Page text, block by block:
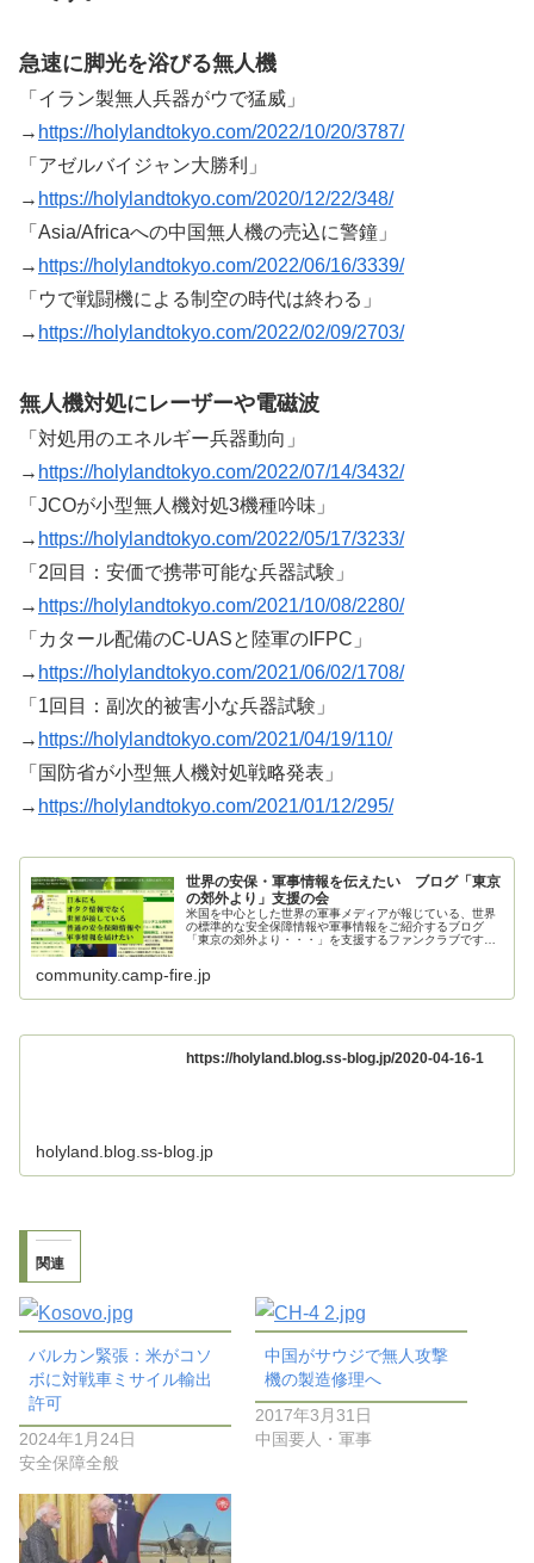
急速に脚光を浴びる無人機
「イラン製無人兵器がウで猛威」
→ https://holylandtokyo.com/2022/10/20/3787/
「アゼルバイジャン大勝利」
→ https://holylandtokyo.com/2020/12/22/348/
「Asia/Africaへの中国無人機の売込に警鐘」
→ https://holylandtokyo.com/2022/06/16/3339/
「ウで戦闘機による制空の時代は終わる」
→ https://holylandtokyo.com/2022/02/09/2703/
無人機対処にレーザーや電磁波
「対処用のエネルギー兵器動向」
→ https://holylandtokyo.com/2022/07/14/3432/
「JCOが小型無人機対処3機種吟味」
→ https://holylandtokyo.com/2022/05/17/3233/
「2回目：安価で携帯可能な兵器試験」
→ https://holylandtokyo.com/2021/10/08/2280/
「カタール配備のC-UASと陸軍のIFPC」
→ https://holylandtokyo.com/2021/06/02/1708/
「1回目：副次的被害小な兵器試験」
→ https://holylandtokyo.com/2021/04/19/110/
「国防省が小型無人機対処戦略発表」
→ https://holylandtokyo.com/2021/01/12/295/
世界の安保・軍事情報を伝えたい ブログ「東京
の郊外より」支援の会
米国を中心とした世界の軍事メディアが報じている、世界
の標準的な安全保障情報や軍事情報をご紹介するブログ
「東京の郊外より・・・」を支援するファンクラブです。
community.camp-fire.jp
https://holyland.blog.ss-blog.jp/2020-04-16-1
holyland.blog.ss-blog.jp
関連
バルカン緊張：米がコソ
ボに対戦車ミサイル輸出
許可
2024年1月24日
安全保障全般
中国がサウジで無人攻撃
機の製造修理へ
2017年3月31日
中国要人・軍事